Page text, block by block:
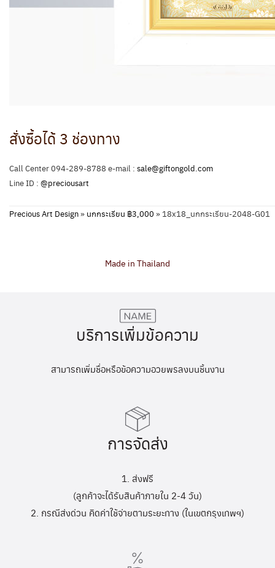
สั่งซื้อได้ 3 ช่องทาง
Call Center 094-289-8788 e-mail : sale@giftongold.com
Line ID : @preciousart
Precious Art Design» นกกระเรียน ฿3,000 » 18x18_นกกระเรียน-2048-G01
Made in Thailand
บริการเพิ่มข้อความ
สามารถเพิ่มชื่อหรือข้อความอวยพรลงบนชิ้นงาน
การจัดส่ง
1. ส่งฟรี
(ลูกค้าจะได้รับสินค้าภายใน 2-4 วัน)
2. กรณีส่งด่วน คิดค่าใช้จ่ายตามระยะทาง (ในเขตกรุงเทพฯ)